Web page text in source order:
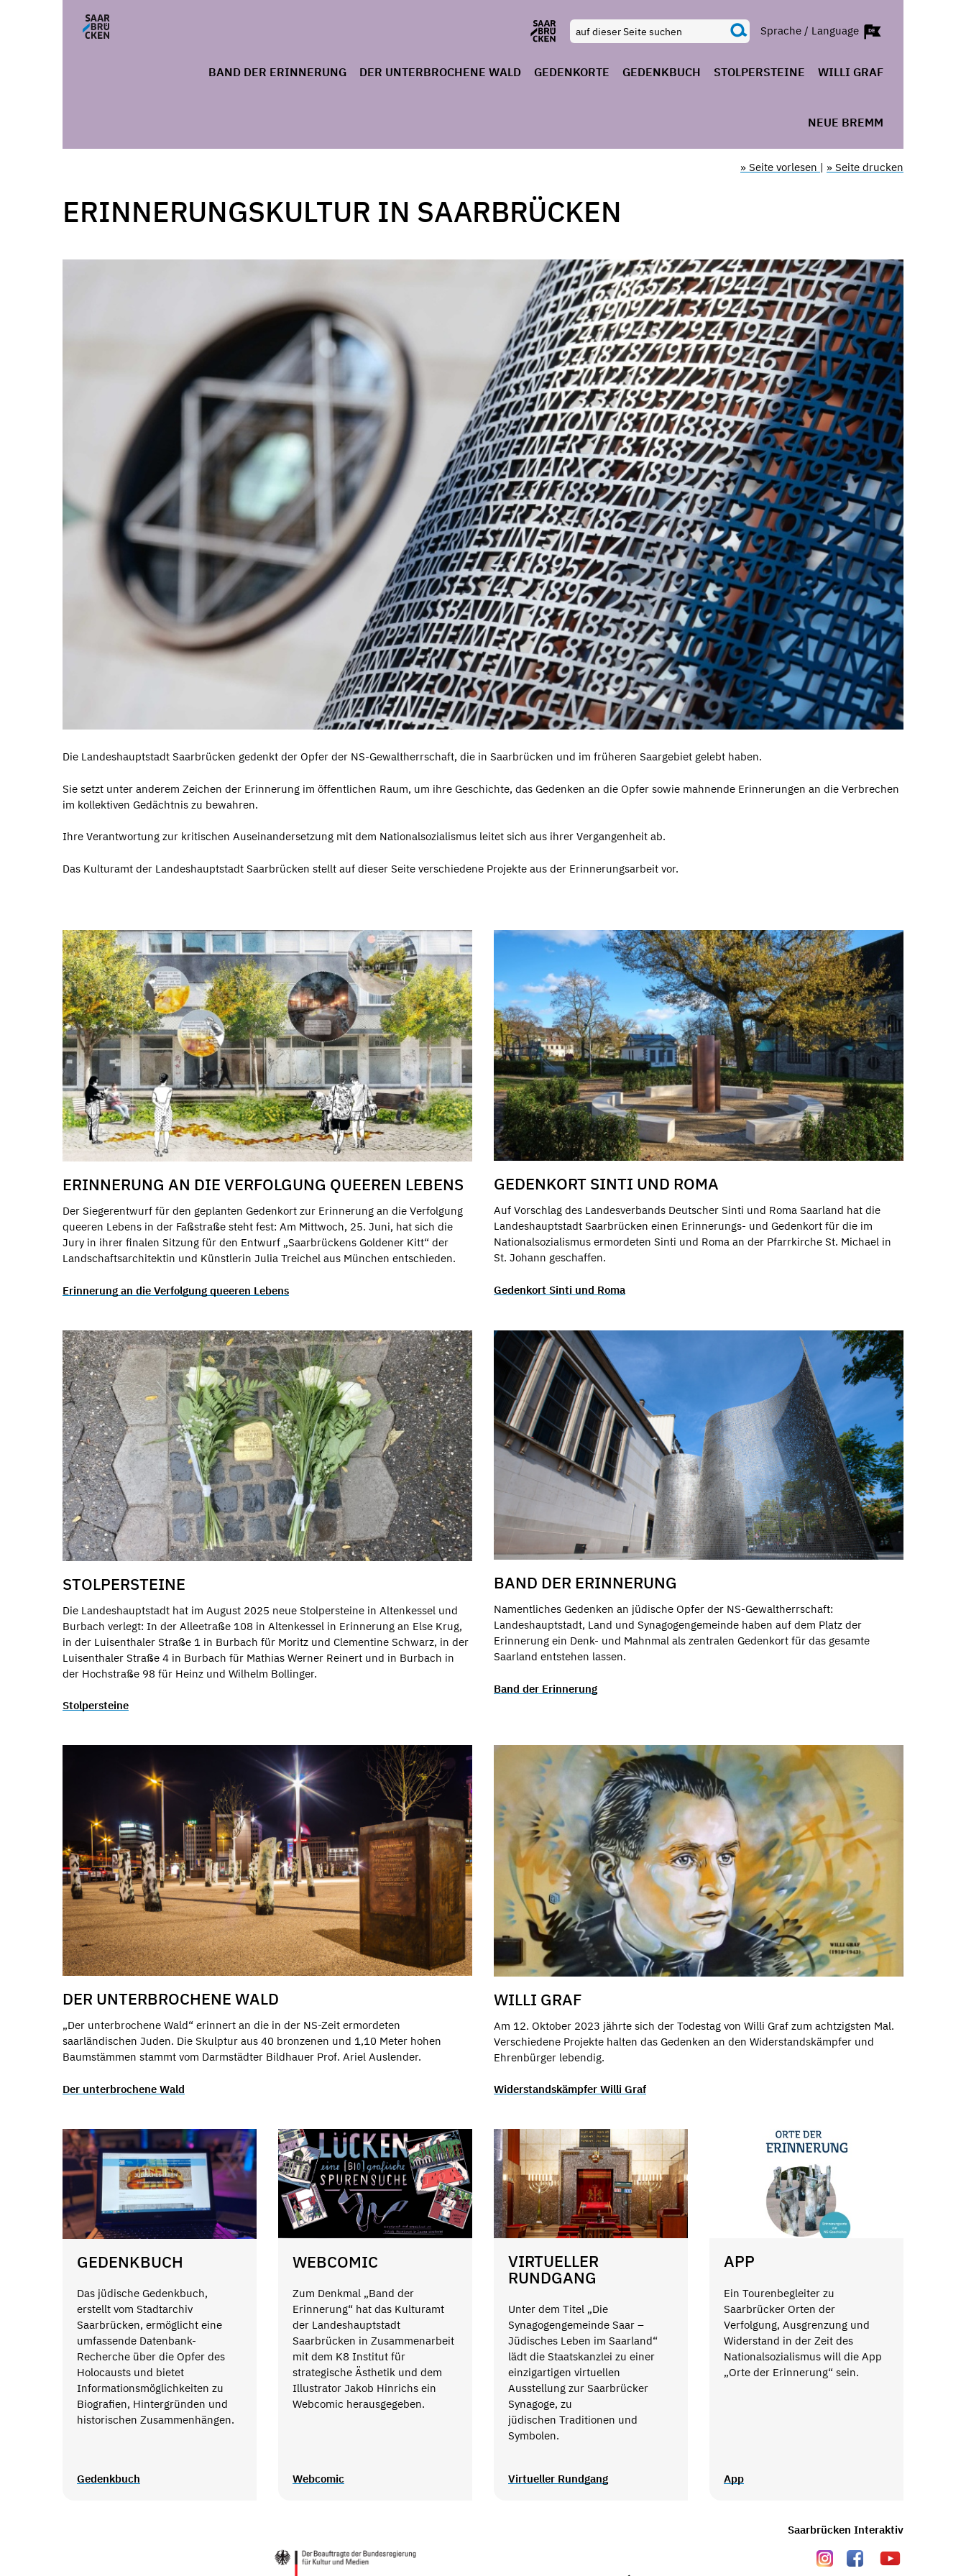
Sprache / Language
BAND DER ERINNERUNG DER UNTERBROCHENE WALD GEDENKORTE GEDENKBUCH STOLPERSTEINE WILLI GRAF
NEUE BREMM
» Seite vorlesen | » Seite drucken
ERINNERUNGSKULTUR IN SAARBRÜCKEN
Die Landeshauptstadt Saarbrücken gedenkt der Opfer der NS-Gewaltherrschaft, die in Saarbrücken und im früheren Saargebiet gelebt haben.
Sie setzt unter anderem Zeichen der Erinnerung im öffentlichen Raum, um ihre Geschichte, das Gedenken an die Opfer sowie mahnende Erinnerungen an die Verbrechen
im kollektiven Gedächtnis zu bewahren.
Ihre Verantwortung zur kritischen Auseinandersetzung mit dem Nationalsozialismus leitet sich aus ihrer Vergangenheit ab.
Das Kulturamt der Landeshauptstadt Saarbrücken stellt auf dieser Seite verschiedene Projekte aus der Erinnerungsarbeit vor.
ERINNERUNG AN DIE VERFOLGUNG QUEEREN LEBENS
Der Siegerentwurf für den geplanten Gedenkort zur Erinnerung an die Verfolgung
queeren Lebens in der Faßstraße steht fest: Am Mittwoch, 25. Juni, hat sich die
Jury in ihrer finalen Sitzung für den Entwurf „Saarbrückens Goldener Kitt“ der
Landschaftsarchitektin und Künstlerin Julia Treichel aus München entschieden.
Erinnerung an die Verfolgung queeren Lebens
GEDENKORT SINTI UND ROMA
Auf Vorschlag des Landesverbands Deutscher Sinti und Roma Saarland hat die
Landeshauptstadt Saarbrücken einen Erinnerungs- und Gedenkort für die im
Nationalsozialismus ermordeten Sinti und Roma an der Pfarrkirche St. Michael in
St. Johann geschaffen.
Gedenkort Sinti und Roma
STOLPERSTEINE
Die Landeshauptstadt hat im August 2025 neue Stolpersteine in Altenkessel und
Burbach verlegt: In der Alleetraße 108 in Altenkessel in Erinnerung an Else Krug,
in der Luisenthaler Straße 1 in Burbach für Moritz und Clementine Schwarz, in der
Luisenthaler Straße 4 in Burbach für Mathias Werner Reinert und in Burbach in
der Hochstraße 98 für Heinz und Wilhelm Bollinger.
Stolpersteine
BAND DER ERINNERUNG
Namentliches Gedenken an jüdische Opfer der NS-Gewaltherrschaft:
Landeshauptstadt, Land und Synagogengemeinde haben auf dem Platz der
Erinnerung ein Denk- und Mahnmal als zentralen Gedenkort für das gesamte
Saarland entstehen lassen.
Band der Erinnerung
DER UNTERBROCHENE WALD
„Der unterbrochene Wald“ erinnert an die in der NS-Zeit ermordeten
saarländischen Juden. Die Skulptur aus 40 bronzenen und 1,10 Meter hohen
Baumstämmen stammt vom Darmstädter Bildhauer Prof. Ariel Auslender.
Der unterbrochene Wald
WILLI GRAF
Am 12. Oktober 2023 jährte sich der Todestag von Willi Graf zum achtzigsten Mal.
Verschiedene Projekte halten das Gedenken an den Widerstandskämpfer und
Ehrenbürger lebendig.
Widerstandskämpfer Willi Graf
GEDENKBUCH
Das jüdische Gedenkbuch,
erstellt vom Stadtarchiv
Saarbrücken, ermöglicht eine
umfassende Datenbank-
Recherche über die Opfer des
Holocausts und bietet
Informationsmöglichkeiten zu
Biografien, Hintergründen und
historischen Zusammenhängen.
Gedenkbuch
WEBCOMIC
Zum Denkmal „Band der
Erinnerung“ hat das Kulturamt
der Landeshauptstadt
Saarbrücken in Zusammenarbeit
mit dem K8 Institut für
strategische Ästhetik und dem
Illustrator Jakob Hinrichs ein
Webcomic herausgegeben.
Webcomic
VIRTUELLER
RUNDGANG
Unter dem Titel „Die
Synagogengemeinde Saar –
Jüdisches Leben im Saarland“
lädt die Staatskanzlei zu einer
einzigartigen virtuellen
Ausstellung zur Saarbrücker
Synagoge, zu
jüdischen Traditionen und
Symbolen.
Virtueller Rundgang
APP
Ein Tourenbegleiter zu
Saarbrücker Orten der
Verfolgung, Ausgrenzung und
Widerstand in der Zeit des
Nationalsozialismus will die App
„Orte der Erinnerung“ sein.
App
Saarbrücken Interaktiv